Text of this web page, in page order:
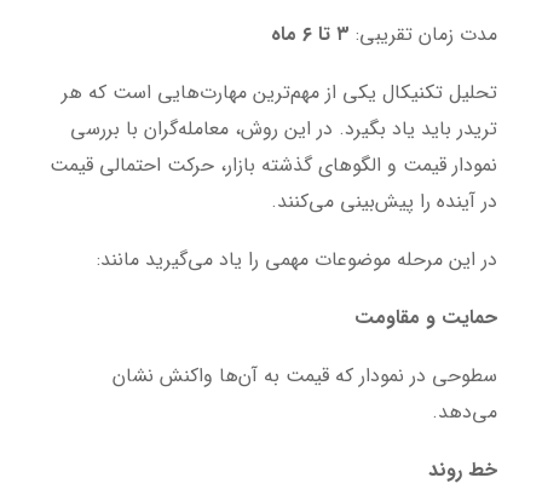
مدت زمان تقریبی: ۳ تا ۶ ماه
تحلیل تکنیکال یکی از مهم‌ترین مهارت‌هایی است که هر
تریدر باید یاد بگیرد. در این روش، معامله‌گران با بررسی
نمودار قیمت و الگوهای گذشته بازار، حرکت احتمالی قیمت
در آینده را پیش‌بینی می‌کنند.
در این مرحله موضوعات مهمی را یاد می‌گیرید مانند:
حمایت و مقاومت
سطوحی در نمودار که قیمت به آن‌ها واکنش نشان
می‌دهد.
خط روند